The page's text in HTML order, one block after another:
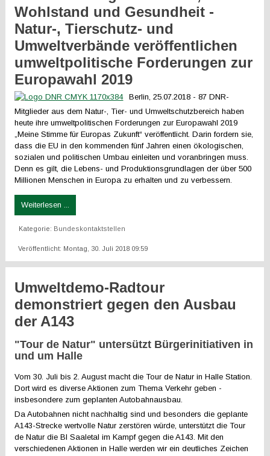
Wohlstand und Gesundheit -
Natur-, Tierschutz- und
Umweltverbände veröffentlichen
umweltpolitische Forderungen zur
Europawahl 2019
Berlin, 25.07.2018 - 87 DNR-
Mitglieder aus dem Natur-, Tier- und Umweltschutzbereich haben
heute ihre umweltpolitischen Forderungen zur Europawahl 2019
„Meine Stimme für Europas Zukunft“ veröffentlicht. Darin fordern sie,
dass die EU in den kommenden fünf Jahren einen ökologischen,
sozialen und politischen Umbau einleiten und voranbringen muss.
Denn es gilt, die Lebens- und Produktionsgrundlagen der über 500
Millionen Menschen in Europa zu erhalten und zu verbessern.
Weiterlesen ...
Kategorie: Bundeskontaktstellen
Veröffentlicht: Montag, 30. Juli 2018 09:59
Umweltdemo-Radtour
demonstriert gegen den Ausbau
der A143
"Tour de Natur" untersützt Bürgerinitiativen in
und um Halle
Vom 30. Juli bis 2. August macht die Tour de Natur in Halle Station.
Dort wird es diverse Aktionen zum Thema Verkehr geben -
insbesondere zum geplanten Autobahnausbau.
Da Autobahnen nicht nachhaltig sind und besonders die geplante
A143-Strecke wertvolle Natur zerstören würde, unterstützt die Tour
de Natur die BI Saaletal im Kampf gegen die A143. Mit den
verschiedenen Aktionen in Halle werden wir ein deutliches Zeichen